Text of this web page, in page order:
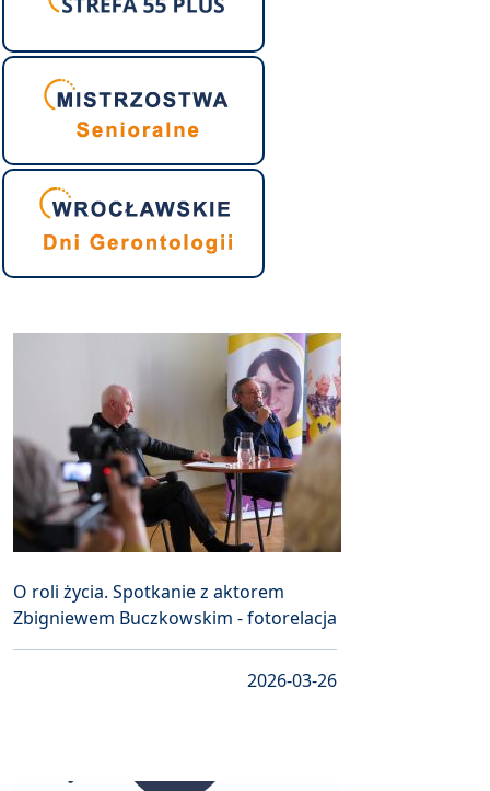
O roli życia. Spotkanie z aktorem
Zbigniewem Buczkowskim - fotorelacja
2026-03-26